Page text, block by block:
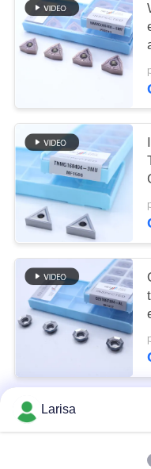
Catégories
Larisa